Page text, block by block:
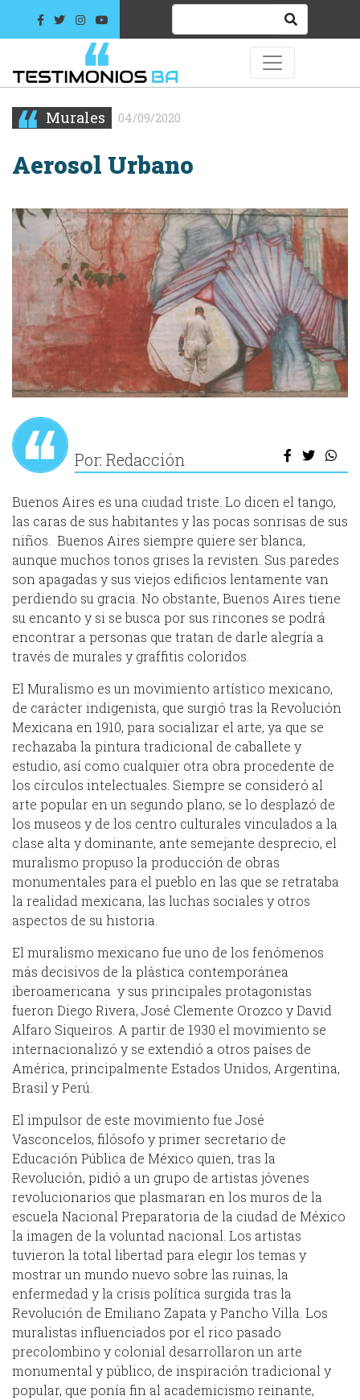
Murales 04/09/2020
Aerosol Urbano
Por: Redacción
Buenos Aires es una ciudad triste. Lo dicen el tango,
las caras de sus habitantes y las pocas sonrisas de sus
niños. Buenos Aires siempre quiere ser blanca,
aunque muchos tonos grises la revisten. Sus paredes
son apagadas y sus viejos edificios lentamente van
perdiendo su gracia. No obstante, Buenos Aires tiene
su encanto y si se busca por sus rincones se podrá
encontrar a personas que tratan de darle alegría a
través de murales y graffitis coloridos.
El Muralismo es un movimiento artístico mexicano,
de carácter indigenista, que surgió tras la Revolución
Mexicana en 1910, para socializar el arte, ya que se
rechazaba la pintura tradicional de caballete y
estudio, así como cualquier otra obra procedente de
los círculos intelectuales. Siempre se consideró al
arte popular en un segundo plano, se lo desplazó de
los museos y de los centro culturales vinculados a la
clase alta y dominante, ante semejante desprecio, el
muralismo propuso la producción de obras
monumentales para el pueblo en las que se retrataba
la realidad mexicana, las luchas sociales y otros
aspectos de su historia.
El muralismo mexicano fue uno de los fenómenos
más decisivos de la plástica contemporánea
iberoamericana y sus principales protagonistas
fueron Diego Rivera, José Clemente Orozco y David
Alfaro Siqueiros. A partir de 1930 el movimiento se
internacionalizó y se extendió a otros países de
América, principalmente Estados Unidos, Argentina,
Brasil y Perú.
El impulsor de este movimiento fue José
Vasconcelos, filósofo y primer secretario de
Educación Pública de México quien, tras la
Revolución, pidió a un grupo de artistas jóvenes
revolucionarios que plasmaran en los muros de la
escuela Nacional Preparatoria de la ciudad de México
la imagen de la voluntad nacional. Los artistas
tuvieron la total libertad para elegir los temas y
mostrar un mundo nuevo sobre las ruinas, la
enfermedad y la crisis política surgida tras la
Revolución de Emiliano Zapata y Pancho Villa. Los
muralistas influenciados por el rico pasado
precolombino y colonial desarrollaron un arte
monumental y público, de inspiración tradicional y
popular, que ponía fin al academicismo reinante,